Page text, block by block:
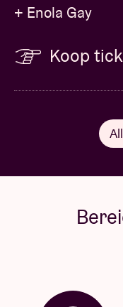
+ Enola Gay
Koop